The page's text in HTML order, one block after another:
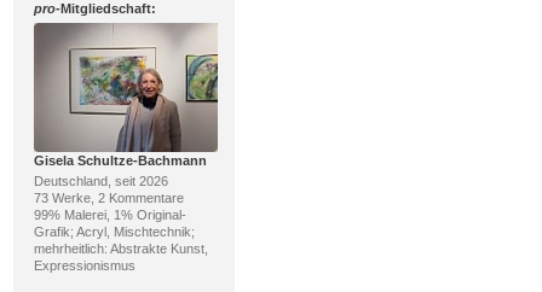
pro-Mitgliedschaft:
Gisela Schultze-Bachmann
Deutschland, seit 2026
73 Werke, 2 Kommentare
99% Malerei, 1% Original-
Grafik; Acryl, Mischtechnik;
mehrheitlich: Abstrakte Kunst,
Expressionismus